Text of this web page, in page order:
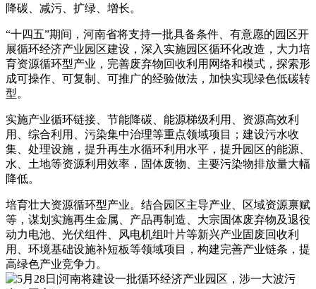
降碳、减污、扩绿、增长。
“十四五”期间，河南省将支持一批具备条件、有意愿的园区开
展循环经济产业园区建设，深入实施园区循环化改造，大力培
育资源循环型产业，完善废弃物回收利用网络和模式，探索形
成可操作、可复制、可推广的经验做法，加快实现绿色低碳转
型。
实施产业循环链接、节能降碳、能源梯级利用、资源高效利
用、综合利用、污染集中治理等重点领域项目；建设污水收
集、处理设施，提升再生水循环利用水平，提升园区的能源、
水、土地等资源利用效率，固体废物、主要污染物排放量大幅
降低。
培育壮大资源循环型产业。结合园区主导产业、区域资源禀赋
等，谋划实施再生金属、产品再制造、大宗固体废弃物及退役
动力电池、光伏组件、风电机组叶片等新兴产业固废回收利
用、环境基础设施补短板等领域项目，构建完善产业链条，提
高绿色产业竞争力。